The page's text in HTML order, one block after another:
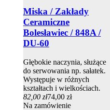
Miska / Zakłady
Ceramiczne
Bolesławiec / 848A /
DU-60
Głębokie naczynia, służące
do serwowania np. sałatek.
Występuje w różnych
kształtach i wielkościach.
82,00 zł74,00 zł
Na zamówienie